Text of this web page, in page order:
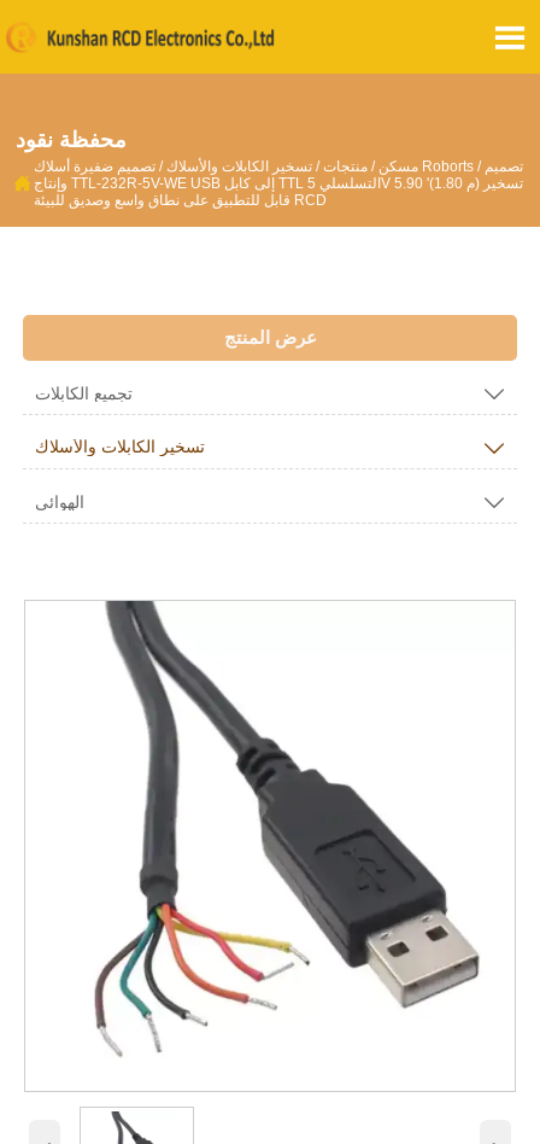

محفظة نقود

مسكن / منتجات/ تسخير الكابلات والأسلاك / تصميم ضفيرة أسلاك Roborts / تصميم
وإنتاج TTL-232R-5V-WE USB إلى كابل TTL التسلسلي 5V 5.90 '(1.80 م) تسخير
قابل للتطبيق على نطاق واسع وصديق للبيئة RCD
عرض المنتج
تجميع الكابلات 
تسخير الكابلات والأسلاك 
الهوائي 